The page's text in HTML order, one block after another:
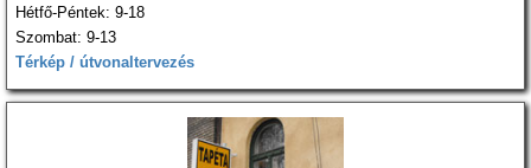
Hétfő-Péntek: 9-18
Szombat: 9-13
Térkép / útvonaltervezés